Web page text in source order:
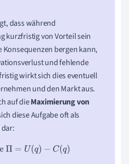
dass während
kurzfristig von Vorteil sein
Konsequenzen bergen kann,
und fehlende
wirkt sich dies eventuell
und den Markt aus.
auf dieMaximierung von
diese Aufgabe oft als
Π= U(q)−C(q )